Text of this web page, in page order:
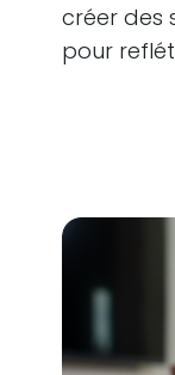
créer des
pour